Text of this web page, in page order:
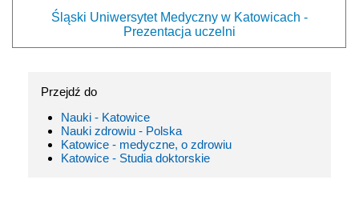
Śląski Uniwersytet Medyczny w Katowicach -
Prezentacja uczelni
Przejdź do
Nauki - Katowice
Nauki zdrowiu - Polska
Katowice - medyczne, o zdrowiu
Katowice - Studia doktorskie